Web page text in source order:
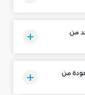
من
من